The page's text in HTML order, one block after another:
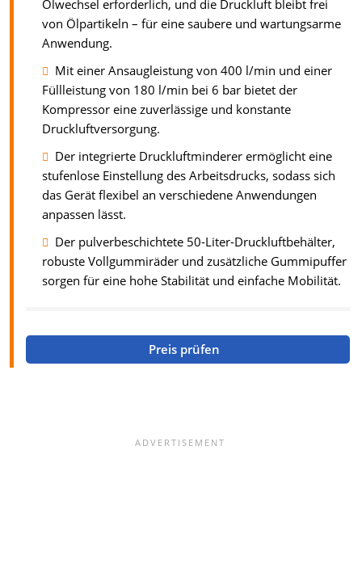
Ölwechsel erforderlich, und die Druckluft bleibt frei
von Ölpartikeln – für eine saubere und wartungsarme
Anwendung.
Mit einer Ansaugleistung von 400 l/min und einer
Füllleistung von 180 l/min bei 6 bar bietet der
Kompressor eine zuverlässige und konstante
Druckluftversorgung.
Der integrierte Druckluftminderer ermöglicht eine
stufenlose Einstellung des Arbeitsdrucks, sodass sich
das Gerät flexibel an verschiedene Anwendungen
anpassen lässt.
Der pulverbeschichtete 50-Liter-Druckluftbehälter,
robuste Vollgummiräder und zusätzliche Gummipuffer
sorgen für eine hohe Stabilität und einfache Mobilität.
Preis prüfen